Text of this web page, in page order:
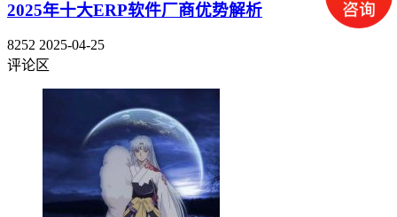
2025年十大ERP软件厂商优势解析
8252 2025-04-25
评论区